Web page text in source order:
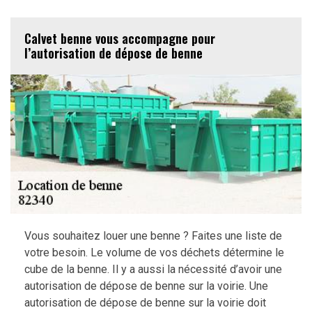
Calvet benne vous accompagne pour
l’autorisation de dépose de benne
Vous souhaitez louer une benne ? Faites une liste de
votre besoin. Le volume de vos déchets détermine le
cube de la benne. Il y a aussi la nécessité d’avoir une
autorisation de dépose de benne sur la voirie. Une
autorisation de dépose de benne sur la voirie doit